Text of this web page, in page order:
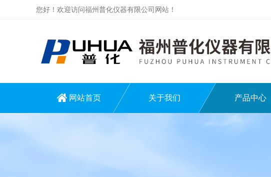
您好！欢迎访问福州普化仪器有限公司网站！
网站首页 关于我们 产品中心